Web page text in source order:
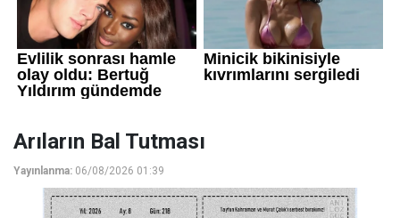
Arıların Bal Tutması
Yayınlanma: 06/08/2026 01:39